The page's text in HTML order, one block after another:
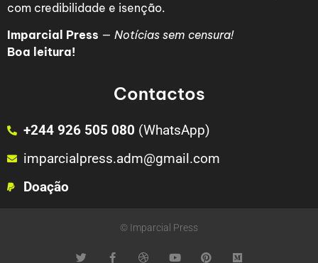
com credibilidade e isenção.
Imparcial Press — Notícias sem censura!
Boa leitura!
Contactos
+244 926 505 080 (WhatsApp)
imparcialpress.adm@gmail.com
Doação
© Imparcial Press